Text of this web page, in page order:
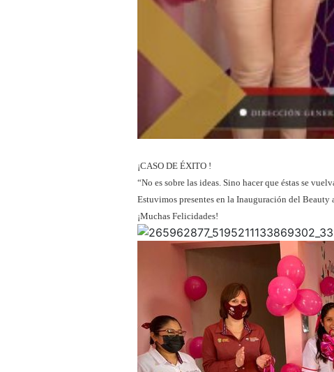
¡CASO DE ÉXITO !
“No es sobre las ideas. Sino hacer que éstas se
Estuvimos presentes en la Inauguración del
¡Muchas Felicidades!